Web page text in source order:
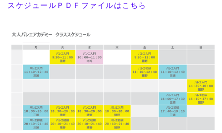
スケジュールＰＤＦファイルはこちら